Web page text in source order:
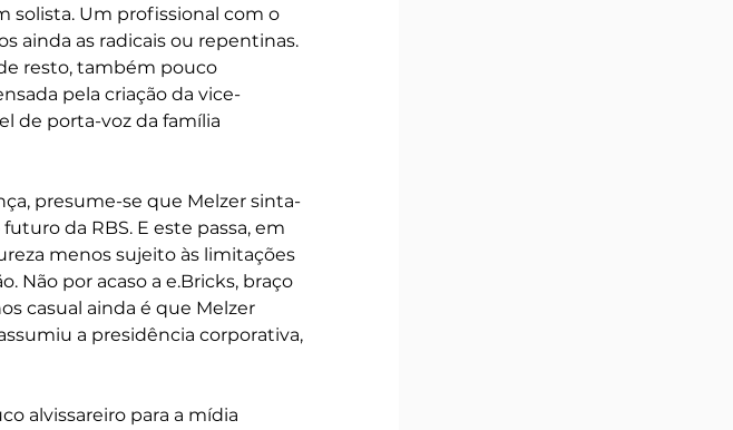
solista. Um profissional com o
ainda as radicais ou repentinas.
resto, também pouco
pela criação da vice-
de porta-voz da família
presume-se que Melzer sinta-
da RBS. E este passa, em
menos sujeito às limitações
Não por acaso a e.Bricks, braço
casual ainda é que Melzer
a presidência corporativa,
alvissareiro para a mídia